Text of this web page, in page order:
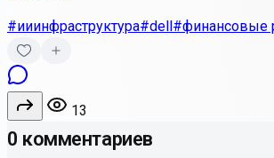
#ииинфраструктура#dell#финансовые
13
0 комментариев